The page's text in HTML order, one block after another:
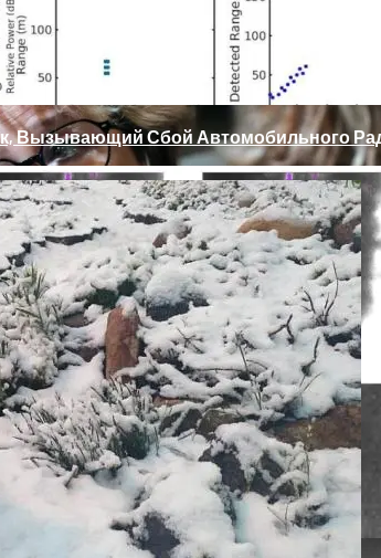
2023 Году: Юдашкин, Колесников,
Какая Причина Произошедшего
Вызывающий Сбой Автомобильного